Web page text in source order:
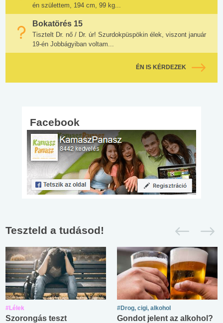
én születtem, 194 cm, 99 kg...
Bokatörés 15
Tisztelt Dr. nő / Dr. úr! Szurdokpüspökin élek, viszont január
19-én Jobbágyiban voltam...
ÉN IS KÉRDEZEK
Facebook
Teszteld a tudásod!
#Lélek
Szorongás teszt
#Drog, cigi, alkohol
Gondot jelent az alkohol?